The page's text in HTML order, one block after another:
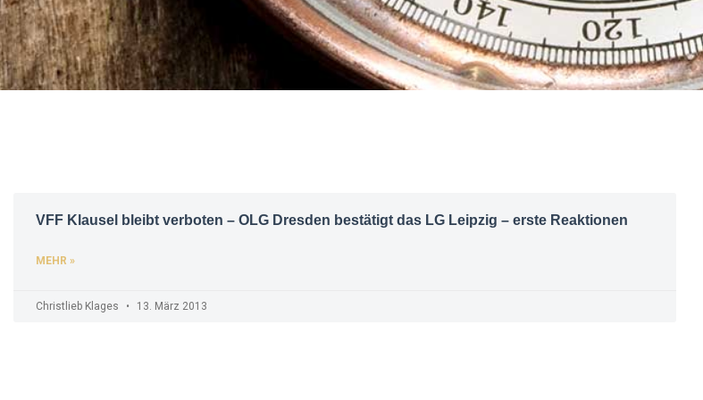
VFF Klausel bleibt verboten – OLG Dresden bestätigt das LG Leipzig – erste Reaktionen
MEHR »
Christlieb Klages 13. März 2013